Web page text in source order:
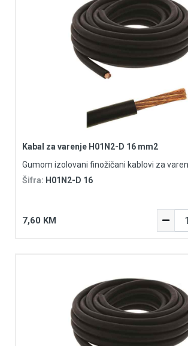
Kabal za varenje H01N2-D 16 mm2
Gumom izolovani finožičani kablovi za
Šifra: H01N2-D 16
7,60 KM